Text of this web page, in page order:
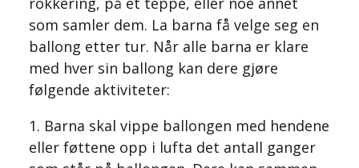
som samler dem. La barna få velge seg en
ballong etter tur. Når alle barna er klare
med hver sin ballong kan dere gjøre
følgende aktiviteter:
1. Barna skal vippe ballongen med hendene
eller føttene opp i lufta det antall ganger